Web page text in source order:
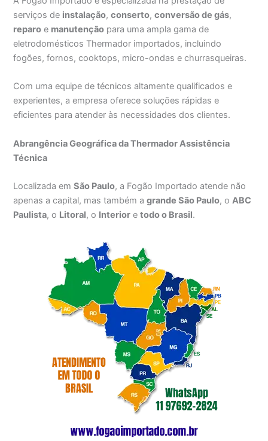
serviços de instalação,conserto,conversão de gás,
reparo e manutenção para uma ampla gama de
eletrodomésticos Thermador importados, incluindo
fogões, fornos, cooktops, micro-ondas e churrasqueiras.
Com uma equipe de técnicos altamente qualificados e
experientes, a empresa oferece soluções rápidas e
eficientes para atender às necessidades dos clientes.
Abrangência Geográfica da Thermador Assistência
Técnica
Localizada emSão Paulo, a Fogão Importado atende não
apenas a capital, mas também agrande São Paulo, oABC
Paulista, o Litoral, o Interior etodo o Brasil.